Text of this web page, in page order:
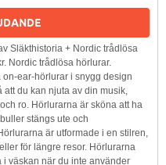
Släkthistoria + Nordic trådlösa
Nordic trådlösa hörlurar.
on-ear-hörlurar i snygg design
att du kan njuta av din musik,
ro. Hörlurarna är sköna att ha
stängs ute och
är utformade i en stilren,
för längre resor. Hörlurarna
i väskan när du inte använder